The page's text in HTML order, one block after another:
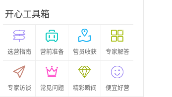
开心工具箱
选营指南 营前准备 营员收获 专家解答
专家访谈 常见问题 精彩瞬间 便宜好营